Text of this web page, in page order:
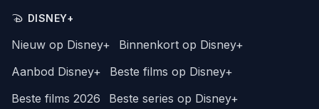
DISNEY+
Nieuw op Disney+
Binnenkort op Disney+
Aanbod Disney+
Beste films op Disney+
Beste films 2026
Beste series op Disney+